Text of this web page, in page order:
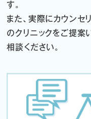
す。
また、実際にカウンセ
のクリニックをご提案
相談ください。